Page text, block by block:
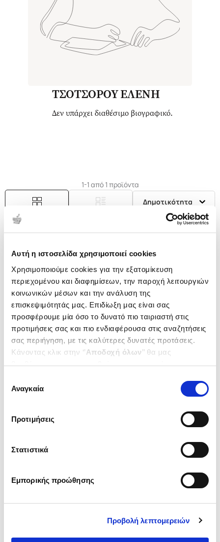
Αυτή η ιστοσελίδα χρησιμοποιεί cookies
Χρησιμοποιούμε cookies για την εξατομίκευση
περιεχομένου και διαφημίσεων, την παροχή λειτουργιών
κοινωνικών μέσων και την ανάλυση της
επισκεψιμότητάς μας. Επιδίωξη μας είναι σας
προσφέρουμε μία όσο το δυνατό πιο ταιριαστή στις
προτιμήσεις σας και πιο ενδιαφέρουσα στις αναζητήσεις
σας περιήγηση, με τις καλύτερες δυνατές προτάσεις.
Κάνοντας κλικ στην ‘’Αποδοχή όλων’’ θα μας
βοηθήσετε να ανταποκριθούμε στα παραπάνω.
ενδιαφέρουν και να επιλέξετε από τα παρακάτω με την
΄΄και να ενημερωθείτε σχετικά με
συγκατάθεσης
Αναγκαία
Προτιμήσεις
Στατιστικά
Εμπορικής προώθησης
Προβολή λεπτομερειών
ΤΣΟΤΣΟΡΟΥ ΕΛΕΝΗ
Δεν υπάρχει διαθέσιμο βιογραφικό.
1-1 από 1 προϊόντα
Δημοτικότητα
(0
«Το νερό είναι το ίντερνετ της
Ευθυμίου
ΓΙΑΝΝΑΚΟΥΡΟΣ
1-1 από 1 προϊόντα